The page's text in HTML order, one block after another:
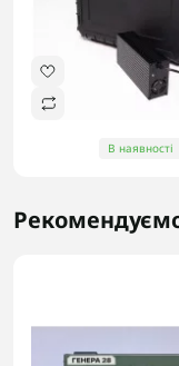
В наявності